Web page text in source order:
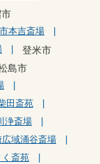
本吉斎場
登米市
島市
田斎苑
浄斎場
広域涌谷斎場
斎苑